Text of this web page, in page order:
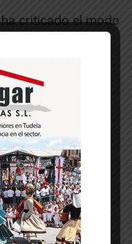
criticado el modo
tiene que ser
se requiere
fondo
falsa